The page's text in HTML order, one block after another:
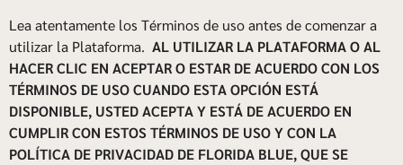
Lea atentamente los Términos de uso antes de comenzar a
utilizar la Plataforma. AL UTILIZAR LA PLATAFORMA O AL
HACER CLIC EN ACEPTAR O ESTAR DE ACUERDO CON LOS
TÉRMINOS DE USO CUANDO ESTA OPCIÓN ESTÁ
DISPONIBLE, USTED ACEPTA Y ESTÁ DE ACUERDO EN
CUMPLIR CON ESTOS TÉRMINOS DE USO Y CON LA
POLÍTICA DE PRIVACIDAD DE FLORIDA BLUE, QUE SE